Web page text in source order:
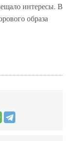
интересы. В
образа